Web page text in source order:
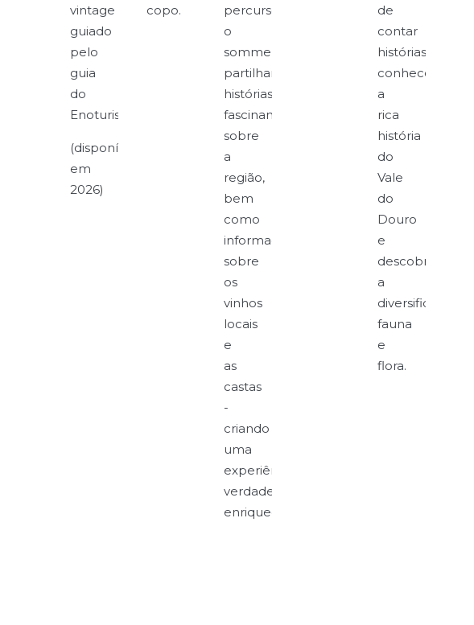
vintage
guiado
pelo
guia
do
Enoturismo.
(disponível
em
2026)
copo.
percurso,
o
sommelier
partilhará
histórias
fascinantes
sobre
a
região,
bem
como
informações
sobre
os
vinhos
locais
e
as
castas
-
criando
uma
experiência
verdadeiramente
enriquecedora.
de
contar
histórias,
conhecendo
a
rica
história
do
Vale
do
Douro
e
descobrindo
a
diversificada
fauna
e
flora.